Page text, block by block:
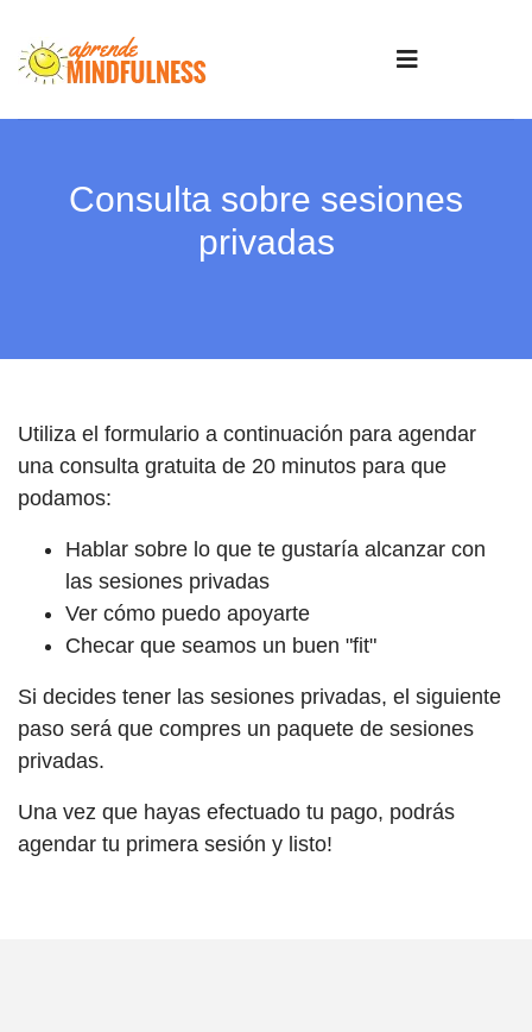
Consulta sobre sesiones
privadas
Utiliza el formulario a continuación para agendar
una consulta gratuita de 20 minutos para que
podamos:
Hablar sobre lo que te gustaría alcanzar con
las sesiones privadas
Ver cómo puedo apoyarte
Checar que seamos un buen "fit"
Si decides tener las sesiones privadas, el siguiente
paso será que compres un paquete de sesiones
privadas.
Una vez que hayas efectuado tu pago, podrás
agendar tu primera sesión y listo!